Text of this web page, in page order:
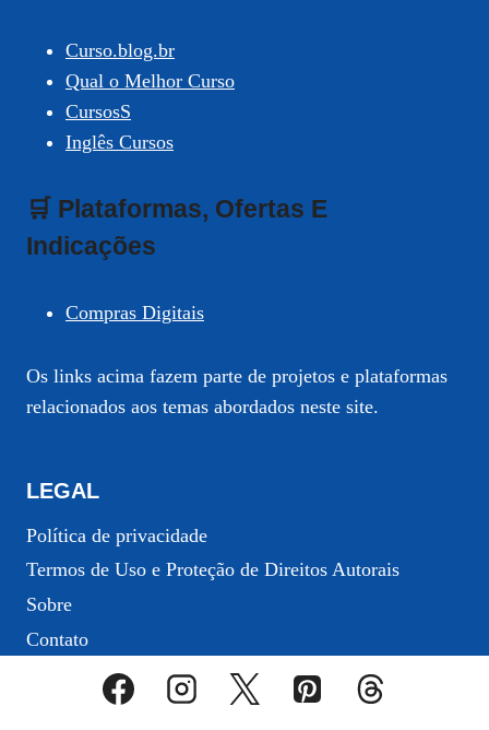
Curso.blog.br
Qual o Melhor Curso
CursosS
Inglês Cursos
🛒 Plataformas, Ofertas E
Indicações
Compras Digitais
Os links acima fazem parte de projetos e plataformas
relacionados aos temas abordados neste site.
LEGAL
Política de privacidade
Termos de Uso e Proteção de Direitos Autorais
Sobre
Contato